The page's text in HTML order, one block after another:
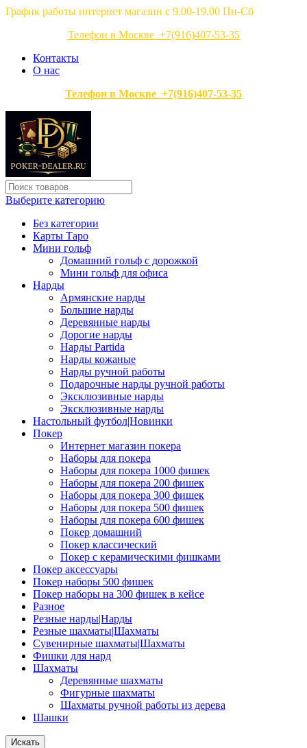
График работы интернет магазин с 9.00-19.00 Пн-Сб
Телефон в Москве +7(916)407-53-35
Контакты
О нас
Телефон в Москве +7(916)407-53-35
Выберите категорию
Без категории
Карты Таро
Мини гольф
Домашний гольф с дорожкой
Мини гольф для офиса
Нарды
Армянские нарды
Большие нарды
Деревянные нарды
Дорогие нарды
Нарды Partida
Нарды кожаные
Нарды ручной работы
Подарочные нарды ручной работы
Эксклюзивные нарды
Эксклюзивные нарды
Настольный футбол|Новинки
Покер
Интернет магазин покера
Наборы для покера
Наборы для покера 1000 фишек
Наборы для покера 200 фишек
Наборы для покера 300 фишек
Наборы для покера 500 фишек
Наборы для покера 600 фишек
Покер домашний
Покер классический
Покер с керамическими фишками
Покер аксессуары
Покер наборы 500 фишек
Покер наборы на 300 фишек в кейсе
Разное
Резные нарды|Нарды
Резные шахматы|Шахматы
Сувенирные шахматы|Шахматы
Фишки для нард
Шахматы
Деревянные шахматы
Фигурные шахматы
Шахматы ручной работы из дерева
Шашки
Искать